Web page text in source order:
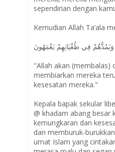
sependirian dengan
Kemudian Allah Ta’ala
وَيَمُدُّهُمْ فِي طُغْيَانِهِمْ يَعْمَهُونَ
"Allah akan (membalas)
membiarkan mereka
kesesatan mereka."
Kepala bapak sekular
@ khadam abang besar
kemungkaran dan
dan memburuk-
umat Islam yang